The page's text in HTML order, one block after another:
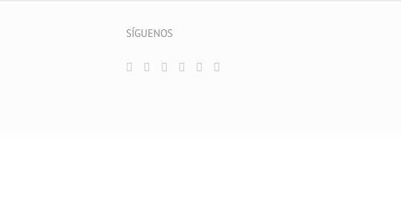
SÍGUENOS